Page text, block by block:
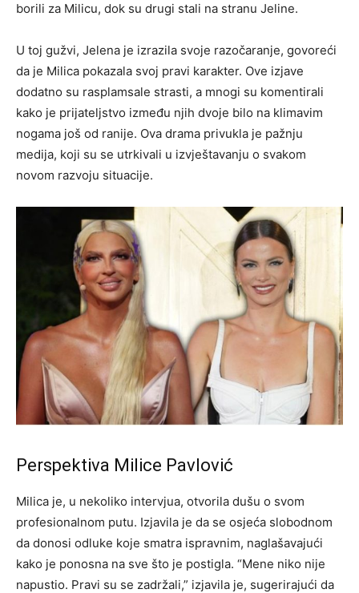
borili za Milicu, dok su drugi stali na stranu Jeline.
U toj gužvi, Jelena je izrazila svoje razočaranje, govoreći
da je Milica pokazala svoj pravi karakter. Ove izjave
dodatno su rasplamsale strasti, a mnogi su komentirali
kako je prijateljstvo između njih dvoje bilo na klimavim
nogama još od ranije. Ova drama privukla je pažnju
medija, koji su se utrkivali u izvještavanju o svakom
novom razvoju situacije.
Perspektiva Milice Pavlović
Milica je, u nekoliko intervjua, otvorila dušu o svom
profesionalnom putu. Izjavila je da se osjeća slobodnom
da donosi odluke koje smatra ispravnim, naglašavajući
kako je ponosna na sve što je postigla. “Mene niko nije
napustio. Pravi su se zadržali,” izjavila je, sugerirajući da